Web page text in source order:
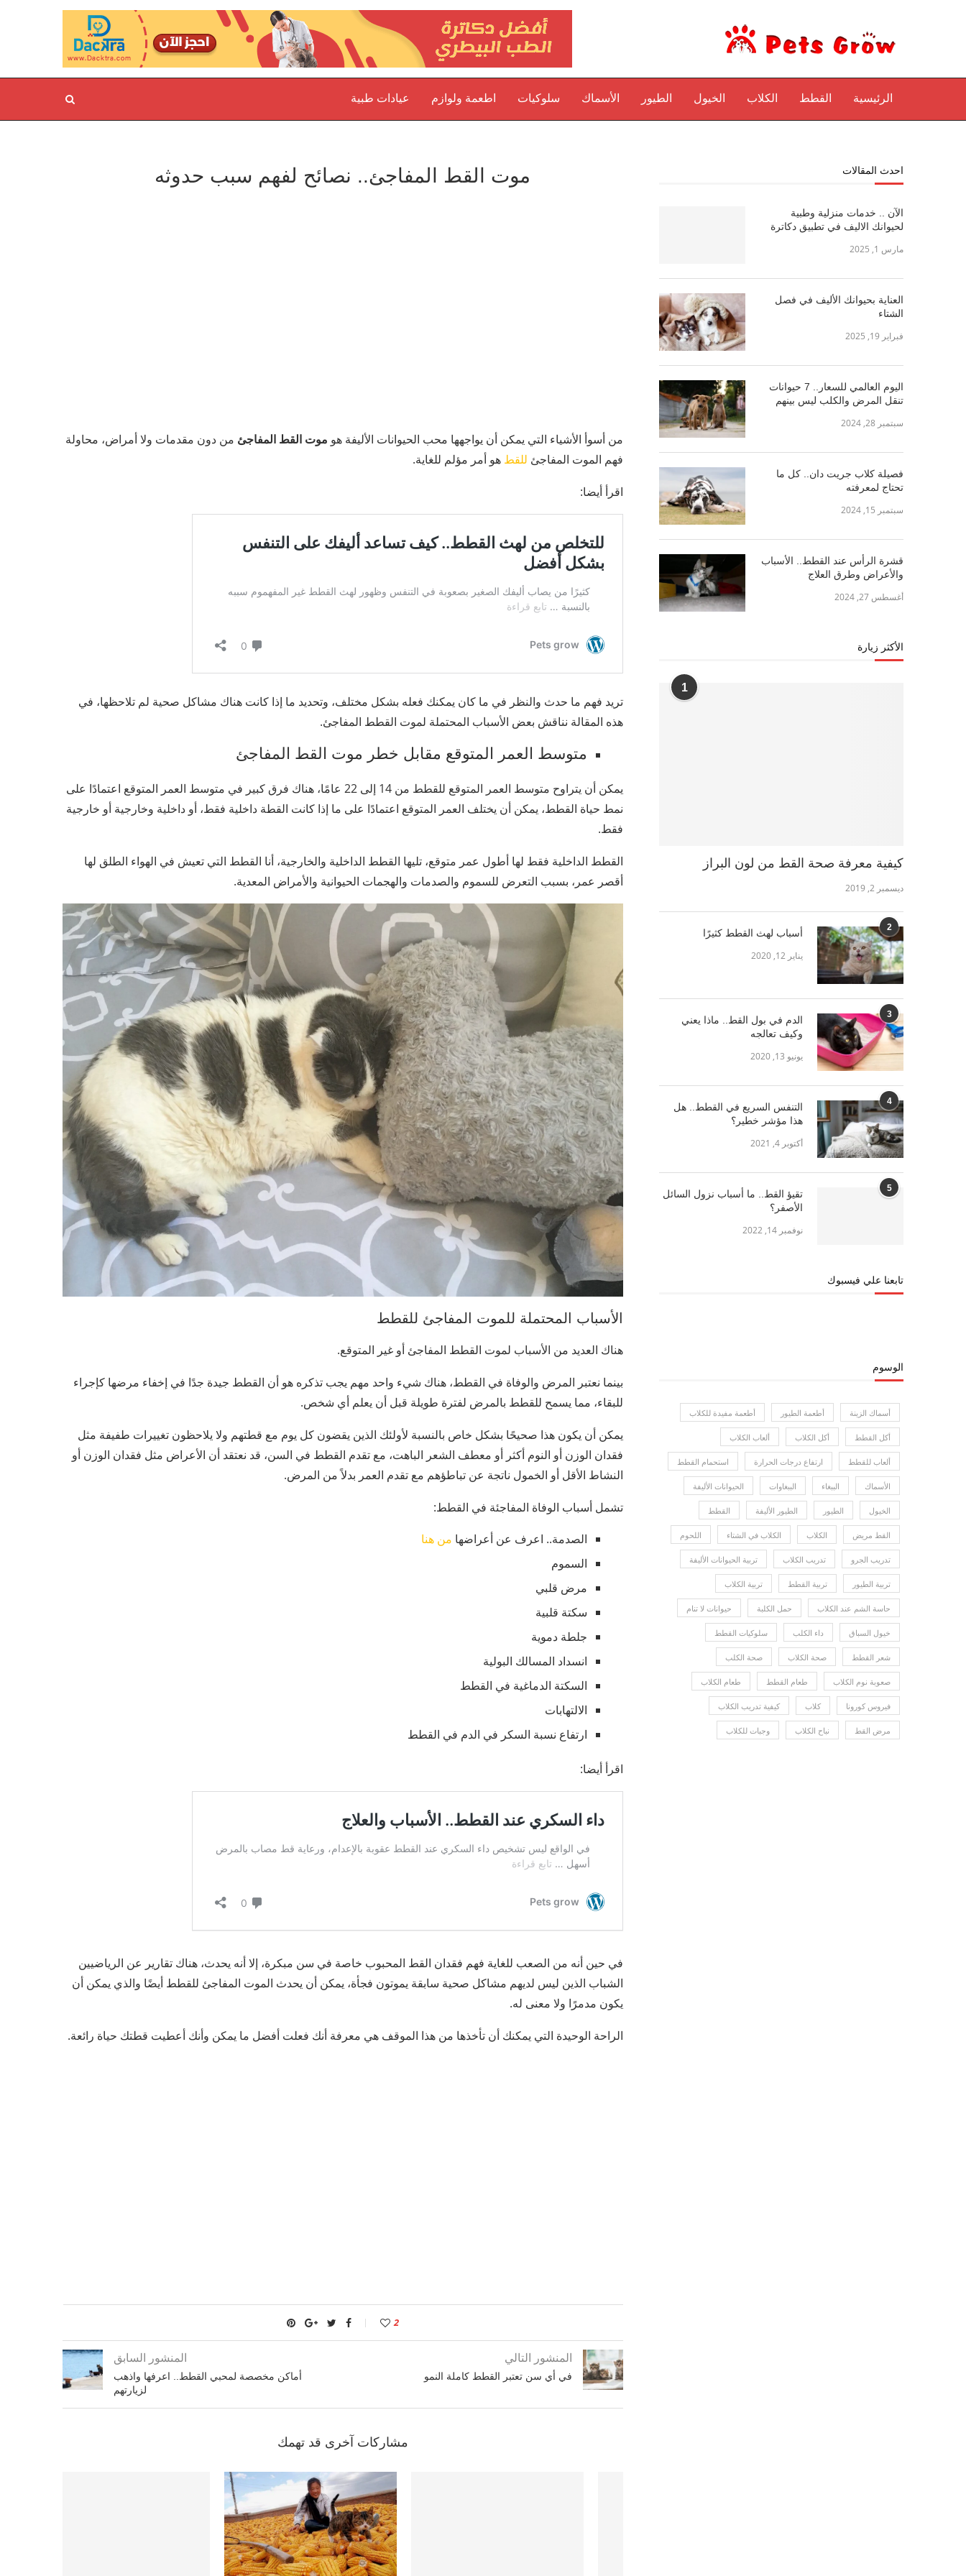
الرئيسية القطط الكلاب الخيول الطيور الأسماك سلوكيات اطعمة ولوازم عيادات طبية
موت القط المفاجئ.. نصائح لفهم سبب حدوثه
من أسوأ الأشياء التي يمكن أن يواجهها محب الحيوانات الأليفة هو موت القط المفاجئ من دون مقدمات ولا أمراض، محاولة
فهم الموت المفاجئ للقط هو أمر مؤلم للغاية.
اقرأ أيضا:
تريد فهم ما حدث والنظر في ما كان يمكنك فعله بشكل مختلف، وتحديد ما إذا كانت هناك مشاكل صحية لم تلاحظها، في
هذه المقالة نناقش بعض الأسباب المحتملة لموت القطط المفاجئ.
متوسط ​​العمر المتوقع مقابل خطر موت القط المفاجئ
يمكن أن يتراوح متوسط ​​العمر المتوقع للقطط من 14 إلى 22 عامًا، هناك فرق كبير في متوسط ​​العمر المتوقع اعتمادًا على
نمط حياة القطط، يمكن أن يختلف العمر المتوقع اعتمادًا على ما إذا كانت القطة داخلية فقط، أو داخلية وخارجية أو خارجية
فقط.
القطط الداخلية فقط لها أطول عمر متوقع، تليها القطط الداخلية والخارجية، أنا القطط التي تعيش في الهواء الطلق لها
أقصر عمر، بسبب التعرض للسموم والصدمات والهجمات الحيوانية والأمراض المعدية.
الأسباب المحتملة للموت المفاجئ للقطط
هناك العديد من الأسباب لموت القطط المفاجئ أو غير المتوقع.
بينما نعتبر المرض والوفاة في القطط، هناك شيء واحد مهم يجب تذكره هو أن القطط جيدة جدًا في إخفاء مرضها كإجراء
للبقاء، مما يسمح للقطط بالمرض لفترة طويلة قبل أن يعلم أي شخص.
يمكن أن يكون هذا صحيحًا بشكل خاص بالنسبة لأولئك الذين يقضون كل يوم مع قطتهم ولا يلاحظون تغييرات طفيفة مثل
فقدان الوزن أو النوم أكثر أو معطف الشعر الباهت، مع تقدم القطط في السن، قد نعتقد أن الأعراض مثل فقدان الوزن أو
النشاط الأقل أو الخمول ناتجة عن تباطؤهم مع تقدم العمر بدلاً من المرض.
تشمل أسباب الوفاة المفاجئة في القطط:
الصدمة.. اعرف عن أعراضها من هنا
السموم
مرض قلبي
سكتة قلبية
جلطة دموية
انسداد المسالك البولية
السكتة الدماغية في القطط
الالتهابات
ارتفاع نسبة السكر في الدم في القطط
اقرأ أيضا:
في حين أنه من الصعب للغاية فهم فقدان القط المحبوب خاصة في سن مبكرة، إلا أنه يحدث، هناك تقارير عن الرياضيين
الشباب الذين ليس لديهم مشاكل صحية سابقة يموتون فجأة، يمكن أن يحدث الموت المفاجئ للقطط أيضًا والذي يمكن أن
يكون مدمرًا ولا معنى له.
الراحة الوحيدة التي يمكنك أن تأخذها من هذا الموقف هي معرفة أنك فعلت أفضل ما يمكن وأنك أعطيت قطتك حياة رائعة.
2
المنشور السابق
أماكن مخصصة لمحبي القطط.. اعرفها واذهب
لزيارتهم
المنشور التالي
في أي سن تعتبر القطط كاملة النمو
مشاركات آخرى قد تهمك
احدث المقالات
الآن .. خدمات منزلية وطبية
لحيوانك الاليف في تطبيق دكاترة
مارس 1, 2025
العناية بحيوانك الأليف في فصل
الشتاء
فبراير 19, 2025
اليوم العالمي للسعار.. 7 حيوانات
تنقل المرض والكلب ليس بينهم
سبتمبر 28, 2024
فصيلة كلاب جريت دان.. كل ما
تحتاج لمعرفته
سبتمبر 15, 2024
قشرة الرأس عند القطط.. الأسباب
والأعراض وطرق العلاج
أغسطس 27, 2024
الأكثر زيارة
1
كيفية معرفة صحة القط من لون البراز
ديسمبر 2, 2019
2 أسباب لهث القطط كثيرًا
يناير 12, 2020
3
الدم في بول القط.. ماذا يعني
وكيف تعالجه
يونيو 13, 2020
4
التنفس السريع في القطط.. هل
هذا مؤشر خطير؟
أكتوبر 4, 2021
5
تقيؤ القط.. ما أسباب نزول السائل
الأصفر؟
نوفمبر 14, 2022
تابعنا علي فيسبوك
الوسوم
أسماك الزينة أطعمة الطيور أطعمة مفيدة للكلاب
أكل القطط أكل الكلاب ألعاب الكلاب
ألعاب للقطط ارتفاع درجات الحرارة استحمام القطط
الأسماك الببغاء الببغاوات الحيوانات الأليفة
الخيول الطيور الطيور الأليفة القطط
القط مريض الكلاب الكلاب في الشتاء اللحوم
تدريب الجرو تدريب الكلاب تربية الحيوانات الأليفة
تربية الطيور تربية القطط تربية الكلاب
حاسة الشم عند الكلاب حمل الكلبة حيوانات لا تنام
خيول السباق داء الكلب سلوكيات القطط
شعر القطط صحة الكلاب صحة الكلب
صعوبة نوم الكلاب طعام القطط طعام الكلاب
فيروس كورونا كلاب كيفية تدريب الكلاب
مرض القط نباح الكلاب وجبات للكلاب